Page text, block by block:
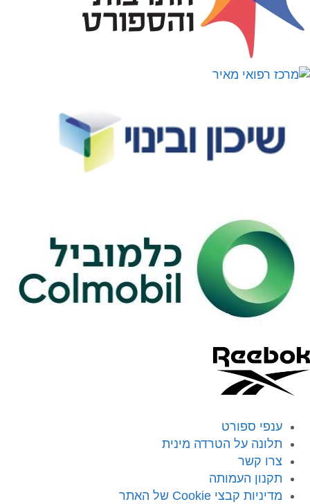
ענפי ספורט
תלונה על הטרדה מינית
צרו קשר
תקנון העמותה
מדיניות קבצי Cookie של האתר